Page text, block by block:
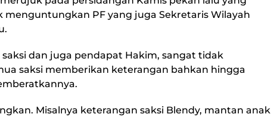
PF yang juga Sekretaris Wilayah
dan juga pendapat Hakim, sangat tidak
saksi memberikan keterangan bahkan hingga
Misalnya keterangan saksi Blendy, mantan anak